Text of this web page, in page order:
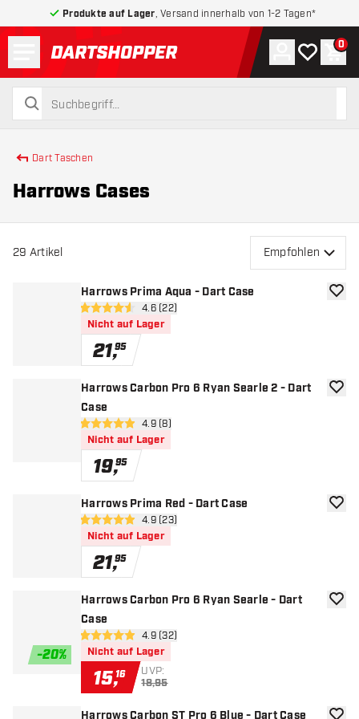
Produkte auf Lager , Versand innerhalb von 1-2 Tagen*
zurück zur Startseite
suchen
suchen
Konto
Meine 0
Dart Taschen
Harrows Cases
29 Artikel Empfohlen
Harrows Prima Aqua - Dart Case
Bewertungsbereich öffnen
4.6 Bewertungssterne
4.6 (22)
Nicht auf Lager
21,95
Zur
Harrows Carbon Pro 6 Ryan Searle 2 - Dart
Case
Bewertungsbereich öffnen
4.9 Bewertungssterne
4.9 (8)
Nicht auf Lager
19,95
Zur
Harrows Prima Red - Dart Case
Bewertungsbereich öffnen
4.9 Bewertungssterne
4.9 (23)
Nicht auf Lager
21,95
Zur
-20%
Harrows Carbon Pro 6 Ryan Searle - Dart
Case
Bewertungsbereich öffnen
4.9 Bewertungssterne
4.9 (32)
Nicht auf Lager
15,16 UVP:
18,95
Zur
Harrows Carbon ST Pro 6 Blue - Dart Case